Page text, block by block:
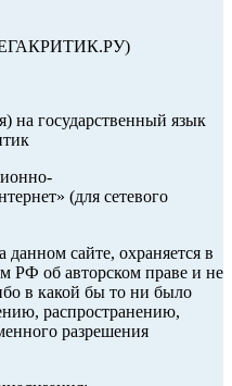
на государственный язык
(для сетевого
сайте, охраняется в
РФ об авторском праве и не
в какой бы то ни было
распространению,
разрешения